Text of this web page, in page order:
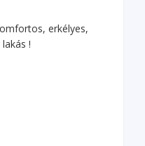
erkélyes,
!